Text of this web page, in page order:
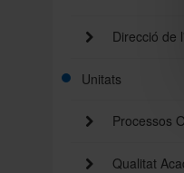
Direcció de
Unitats
Processos
Qualitat